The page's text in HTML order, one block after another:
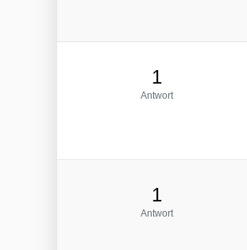
1
Antwort
1
Antwort